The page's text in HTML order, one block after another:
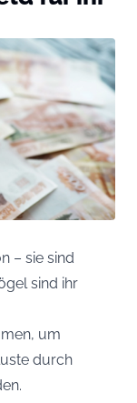
– sie sind
sind ihr
um
durch